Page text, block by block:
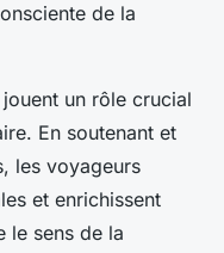
de la
un rôle crucial
En soutenant et
les voyageurs
et enrichissent
le sens de la